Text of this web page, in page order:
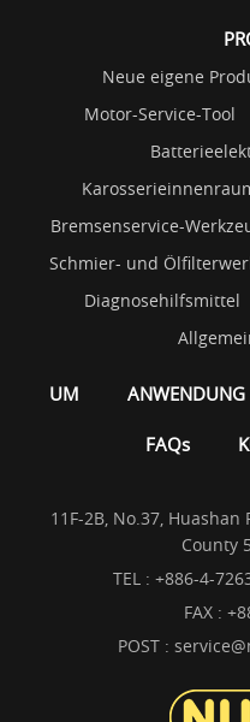
Neue eigene
Motor-Service-Tool
Bremsenservice-
Schmier- und
Diagnosehilfsmittel
UM ANWENDUNG
FAQs
11F-2B, No.37,
County
TEL : +886-4-
FAX :
POST :